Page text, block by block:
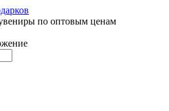
по оптовым ценам